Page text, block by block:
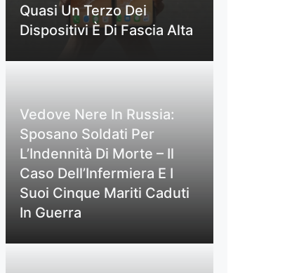
Quasi Un Terzo Dei
Dispositivi È Di Fascia Alta
Vedove Nere In Russia:
Sposano Soldati Per
L’Indennità Di Morte – Il
Caso Dell’Infermiera E I
Suoi Cinque Mariti Caduti
In Guerra